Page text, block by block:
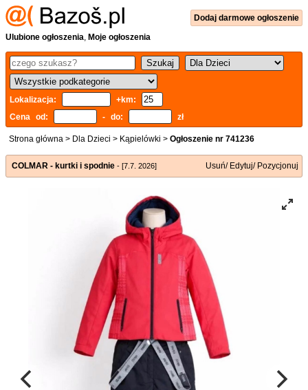
Dodaj darmowe ogłoszenie
Ulubione ogłoszenia, Moje ogłoszenia
Lokalizacja:
+km:
Cena od:
- do: zł
Strona główna > Dla Dzieci > Kąpielówki > Ogłoszenie nr 741236
COLMAR - kurtki i spodnie - [7.7. 2026] Usuń/ Edytuj/ Pozycjonuj